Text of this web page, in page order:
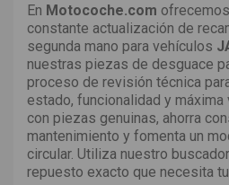
En Motocoche.com
constante actualización de
segunda mano para vehículos
nuestras piezas de desguace
proceso de revisión técnica
estado, funcionalidad y máxima
con piezas genuinas, ahorra
mantenimiento y fomenta un
circular. Utiliza nuestro
repuesto exacto que necesita tu